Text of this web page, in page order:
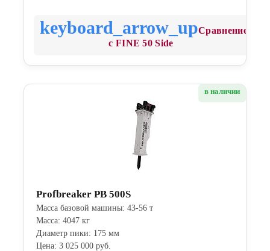
Сравнение
с FINE 50 Side
в наличии
Profbreaker PB 500S
Масса базовой машины: 43-56 т
Масса: 4047 кг
Диаметр пики: 175 мм
Цена: 3 025 000 руб.